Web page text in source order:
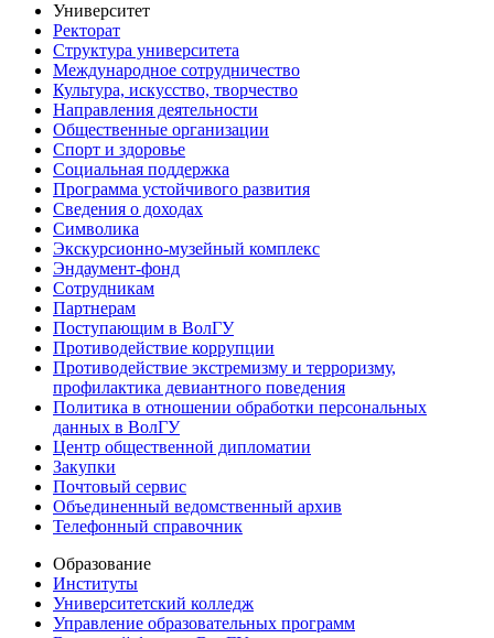
Университет
Ректорат
Структура университета
Международное сотрудничество
Культура, искусство, творчество
Направления деятельности
Общественные организации
Спорт и здоровье
Социальная поддержка
Программа устойчивого развития
Сведения о доходах
Символика
Экскурсионно-музейный комплекс
Эндаумент-фонд
Сотрудникам
Партнерам
Поступающим в ВолГУ
Противодействие коррупции
Противодействие экстремизму и терроризму,
профилактика девиантного поведения
Политика в отношении обработки персональных
данных в ВолГУ
Центр общественной дипломатии
Закупки
Почтовый сервис
Объединенный ведомственный архив
Телефонный справочник
Образование
Институты
Университетский колледж
Управление образовательных программ